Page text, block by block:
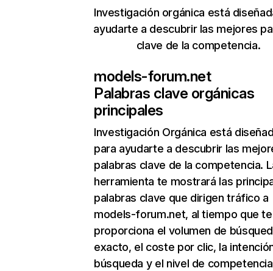
Investigación orgánica está
ayudarte a descubrir las mejores
clave de la competencia.
models-forum.net
Palabras clave orgánicas
principales
Investigación Orgánica está
para ayudarte a descubrir las
palabras clave de la competencia.
herramienta te mostrará las
palabras clave que dirigen tráfico a
models-forum.net, al tiempo que te
proporciona el volumen de
exacto, el coste por clic, la
búsqueda y el nivel de